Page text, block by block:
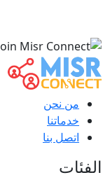
من نحن
خدماتنا
اتصل بنا
الفئات